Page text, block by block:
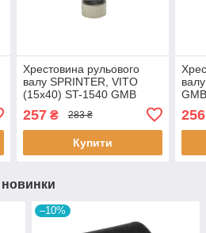
Хрестовина рульового
валу SPRINTER, VITO
(15x40) ST-1540 GMB
257₴ 283 ₴
Купити
256
новинки
–10%